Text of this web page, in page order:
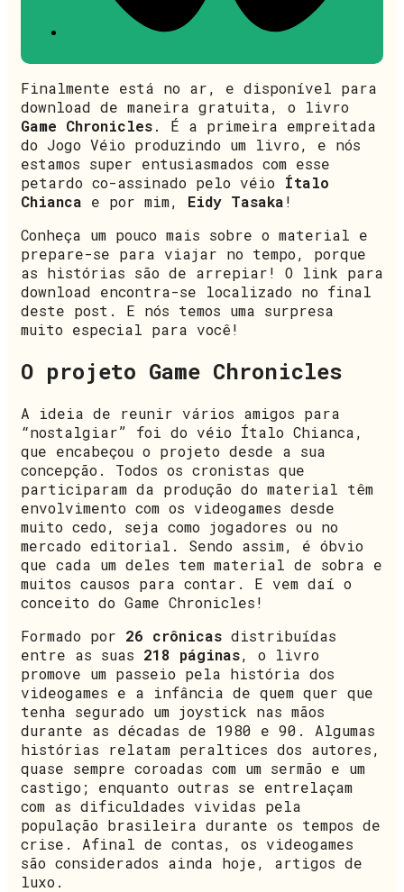
Finalmente está no ar, e disponível para
download de maneira gratuita, o livro
Game Chronicles. É a primeira empreitada
do Jogo Véio produzindo um livro, e nós
estamos super entusiasmados com esse
petardo co-assinado pelo véio Ítalo
Chianca e por mim, Eidy Tasaka!
Conheça um pouco mais sobre o material e
prepare-se para viajar no tempo, porque
as histórias são de arrepiar! O link para
download encontra-se localizado no final
deste post. E nós temos uma surpresa
muito especial para você!
O projeto Game Chronicles
A ideia de reunir vários amigos para
“nostalgiar” foi do véio Ítalo Chianca,
que encabeçou o projeto desde a sua
concepção. Todos os cronistas que
participaram da produção do material têm
envolvimento com os videogames desde
muito cedo, seja como jogadores ou no
mercado editorial. Sendo assim, é óbvio
que cada um deles tem material de sobra e
muitos causos para contar. E vem daí o
conceito do Game Chronicles!
Formado por 26 crônicas distribuídas
entre as suas 218 páginas, o livro
promove um passeio pela história dos
videogames e a infância de quem quer que
tenha segurado um joystick nas mãos
durante as décadas de 1980 e 90. Algumas
histórias relatam peraltices dos autores,
quase sempre coroadas com um sermão e um
castigo; enquanto outras se entrelaçam
com as dificuldades vividas pela
população brasileira durante os tempos de
crise. Afinal de contas, os videogames
são considerados ainda hoje, artigos de
luxo.